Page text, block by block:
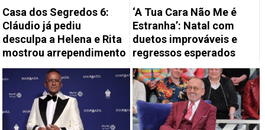
Casa dos Segredos 6:
Cláudio já pediu
desculpa a Helena e Rita
mostrou arrependimento
‘A Tua Cara Não Me é
Estranha’: Natal com
duetos improváveis e
regressos esperados